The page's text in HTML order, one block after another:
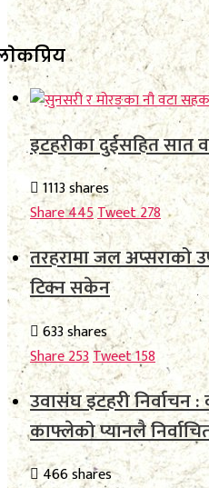
इटहरीका दुईसहित सात
1113 shares
Share445Tweet278
तरहरामा जल अप्सराको
टिक्न सकेन
633 shares
Share253Tweet158
उवासंघ इटहरी निर्वाचन
काफ्लेको प्यानलै
466 shares